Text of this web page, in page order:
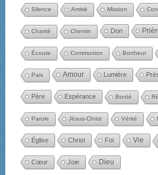
Silence Amitié Mission
Charité Chemin Don
Écoute Communion Bonheur
Paix Amour Lumière
Père Espérance Bonté
Parole Jésus-Christ Vérité
Église Christ Foi Vie
Cœur Joie Dieu